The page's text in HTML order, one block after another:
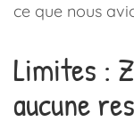
ce que nous
Limites :
aucune